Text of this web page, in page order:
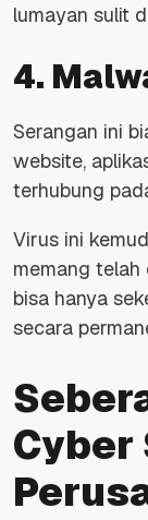
lumayan sulit
4.
Serangan ini
website,
terhubung
Virus ini
memang telah
bisa hanya
secara
Cyber